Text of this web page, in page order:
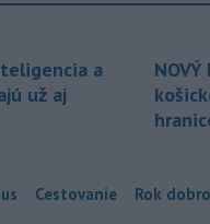
a
už aj
Cestovanie Rok